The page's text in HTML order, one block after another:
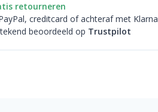
retourneren
creditcard of achteraf met Klarna
beoordeeld op Trustpilot